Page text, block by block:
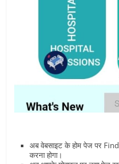
अब वेबसाइट के होम पेज पर
करना होगा।